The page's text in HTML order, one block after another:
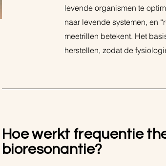
levende organismen te
naar levende systemen, en
meetrillen betekent. Het
herstellen, zodat de
Hoe werkt frequentie
bioresonantie?